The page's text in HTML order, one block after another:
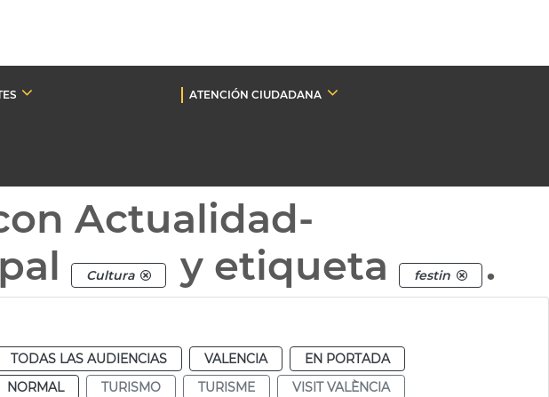
ATENCIÓN CIUDADANA
Actualidad-
Cultura y etiqueta festin .
TODAS LAS AUDIENCIAS VALENCIA
EN PORTADA
NORMAL TURISMO TURISME
VISIT VALÈNCIA